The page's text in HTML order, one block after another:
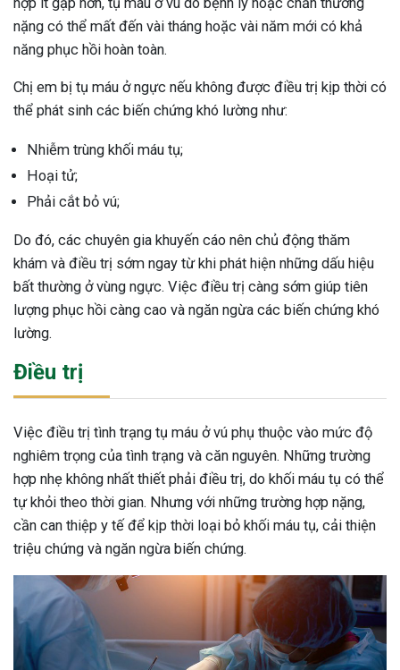
nặng có thể mất đến vài tháng hoặc vài năm mới có khả
năng phục hồi hoàn toàn.
Chị em bị tụ máu ở ngực nếu không được điều trị kịp thời có
thể phát sinh các biến chứng khó lường như:
Nhiễm trùng khối máu tụ;
Hoại tử;
Phải cắt bỏ vú;
Do đó, các chuyên gia khuyến cáo nên chủ động thăm
khám và điều trị sớm ngay từ khi phát hiện những dấu hiệu
bất thường ở vùng ngực. Việc điều trị càng sớm giúp tiên
lượng phục hồi càng cao và ngăn ngừa các biến chứng khó
lường.
Điều trị
Việc điều trị tình trạng tụ máu ở vú phụ thuộc vào mức độ
nghiêm trọng của tình trạng và căn nguyên. Những trường
hợp nhẹ không nhất thiết phải điều trị, do khối máu tụ có thể
tự khỏi theo thời gian. Nhưng với những trường hợp nặng,
cần can thiệp y tế để kịp thời loại bỏ khối máu tụ, cải thiện
triệu chứng và ngăn ngừa biến chứng.